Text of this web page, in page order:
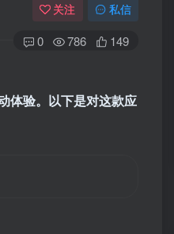
关注 私信
0 786 149
体验。以下是对这款应
录